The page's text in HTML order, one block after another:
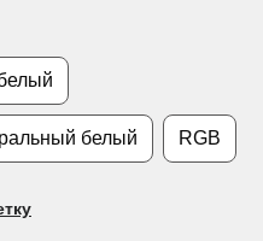
белый RGB